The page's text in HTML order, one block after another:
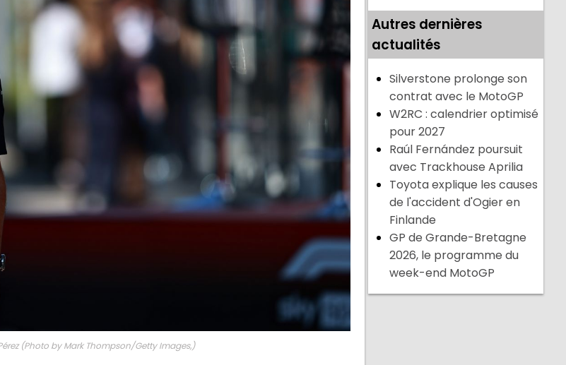
(Photo by Mark Thompson/Getty Images,)
Autres dernières
actualités
Silverstone prolonge son
contrat avec le MotoGP
W2RC : calendrier optimisé
pour 2027
Raúl Fernández poursuit
avec Trackhouse Aprilia
Toyota explique les causes
de l'accident d'Ogier en
Finlande
GP de Grande-Bretagne
2026, le programme du
week-end MotoGP